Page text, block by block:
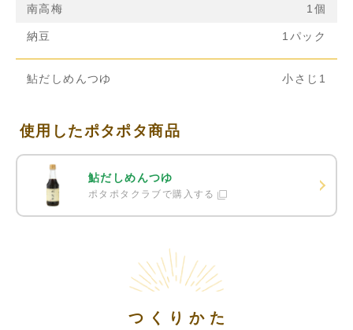
南高梅 1個
納豆 1パック
鮎だしめんつゆ 小さじ1
使用したポタポタ商品
鮎だしめんつゆ
ポタポタクラブで購入する
つくりかた